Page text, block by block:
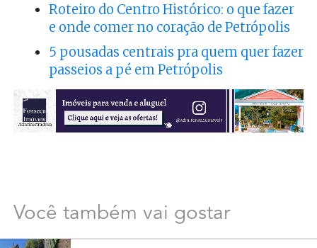
Roteiro do Centro Histórico: o que fazer
e onde comer no coração de Petrópolis
5 pousadas centrais pra quem quer fazer
passeios a pé em Petrópolis
Você também vai gostar